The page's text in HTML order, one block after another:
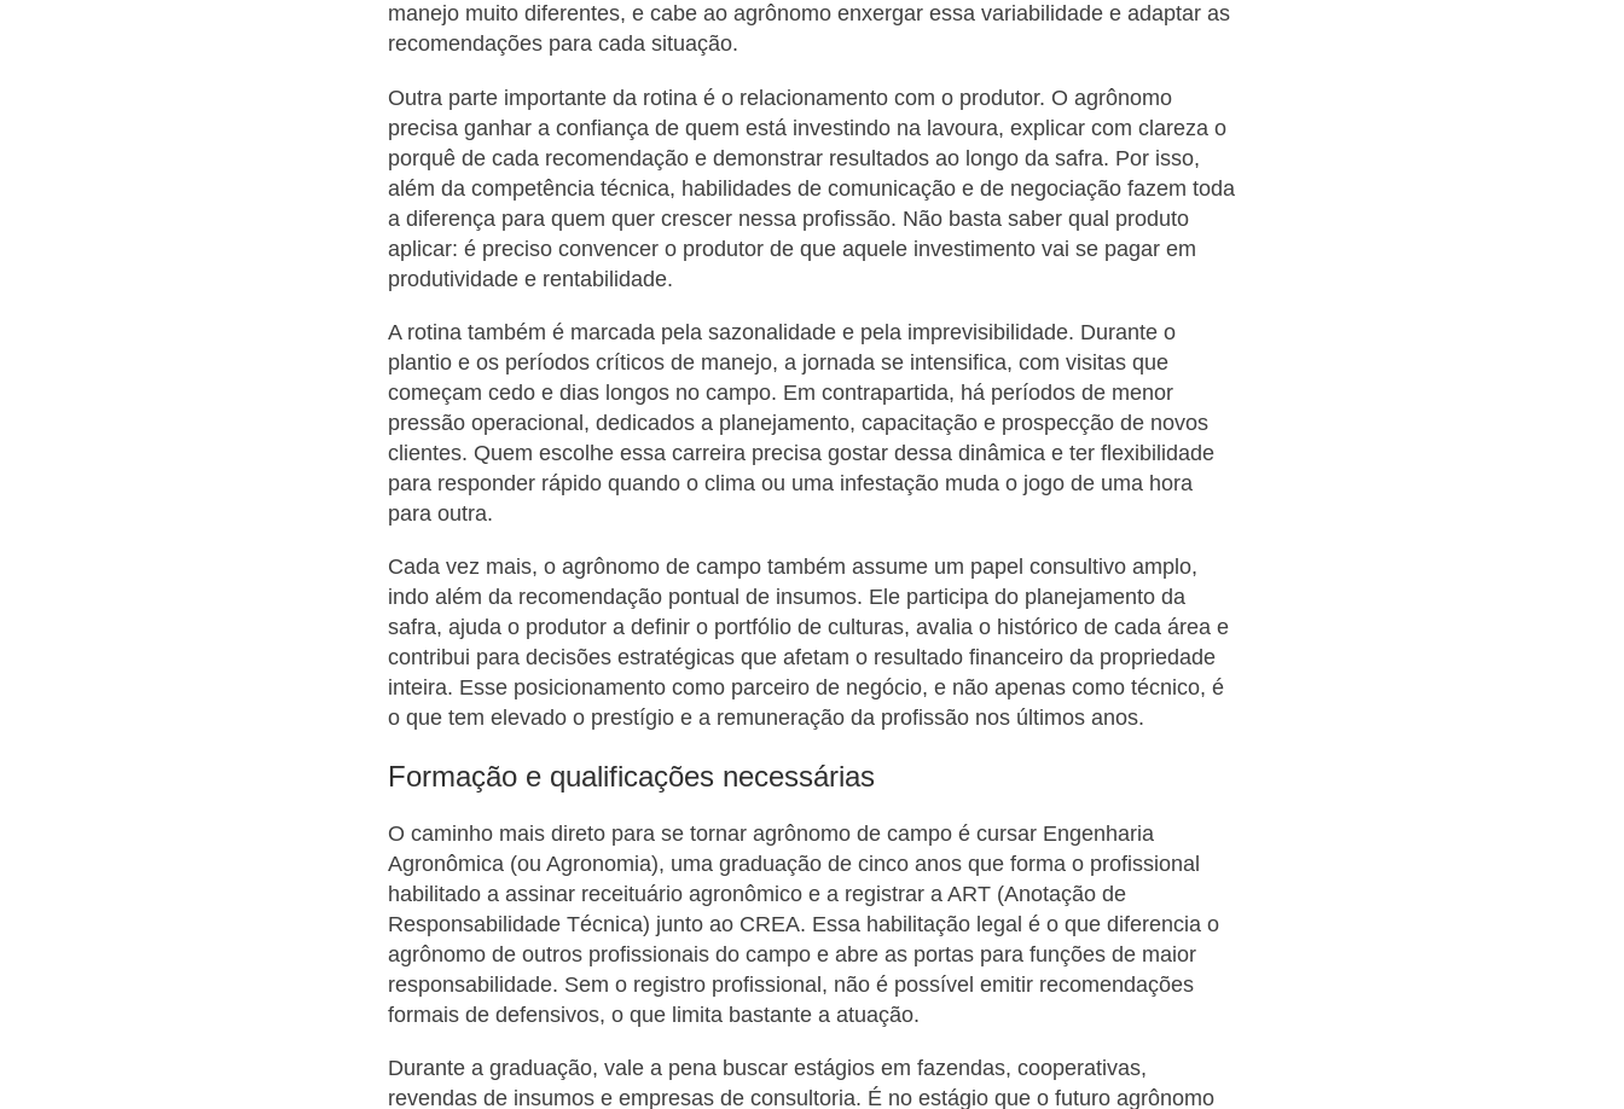
manejo muito diferentes, e cabe ao agrônomo enxergar essa variabilidade e adaptar as
recomendações para cada situação.
Outra parte importante da rotina é o relacionamento com o produtor. O agrônomo
precisa ganhar a confiança de quem está investindo na lavoura, explicar com clareza o
porquê de cada recomendação e demonstrar resultados ao longo da safra. Por isso,
além da competência técnica, habilidades de comunicação e de negociação fazem toda
a diferença para quem quer crescer nessa profissão. Não basta saber qual produto
aplicar: é preciso convencer o produtor de que aquele investimento vai se pagar em
produtividade e rentabilidade.
A rotina também é marcada pela sazonalidade e pela imprevisibilidade. Durante o
plantio e os períodos críticos de manejo, a jornada se intensifica, com visitas que
começam cedo e dias longos no campo. Em contrapartida, há períodos de menor
pressão operacional, dedicados a planejamento, capacitação e prospecção de novos
clientes. Quem escolhe essa carreira precisa gostar dessa dinâmica e ter flexibilidade
para responder rápido quando o clima ou uma infestação muda o jogo de uma hora
para outra.
Cada vez mais, o agrônomo de campo também assume um papel consultivo amplo,
indo além da recomendação pontual de insumos. Ele participa do planejamento da
safra, ajuda o produtor a definir o portfólio de culturas, avalia o histórico de cada área e
contribui para decisões estratégicas que afetam o resultado financeiro da propriedade
inteira. Esse posicionamento como parceiro de negócio, e não apenas como técnico, é
o que tem elevado o prestígio e a remuneração da profissão nos últimos anos.
Formação e qualificações necessárias
O caminho mais direto para se tornar agrônomo de campo é cursar Engenharia
Agronômica (ou Agronomia), uma graduação de cinco anos que forma o profissional
habilitado a assinar receituário agronômico e a registrar a ART (Anotação de
Responsabilidade Técnica) junto ao CREA. Essa habilitação legal é o que diferencia o
agrônomo de outros profissionais do campo e abre as portas para funções de maior
responsabilidade. Sem o registro profissional, não é possível emitir recomendações
formais de defensivos, o que limita bastante a atuação.
Durante a graduação, vale a pena buscar estágios em fazendas, cooperativas,
revendas de insumos e empresas de consultoria. É no estágio que o futuro agrônomo